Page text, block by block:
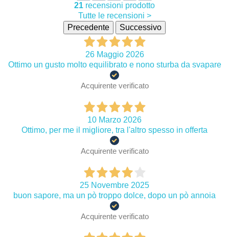
21 recensioni prodotto
Tutte le recensioni >
Precedente
Successivo
26 Maggio 2026
Ottimo un gusto molto equilibrato e nono sturba da svapare
Acquirente verificato
10 Marzo 2026
Ottimo, per me il migliore, tra l'altro spesso in offerta
Acquirente verificato
25 Novembre 2025
buon sapore, ma un pò troppo dolce, dopo un pò annoia
Acquirente verificato